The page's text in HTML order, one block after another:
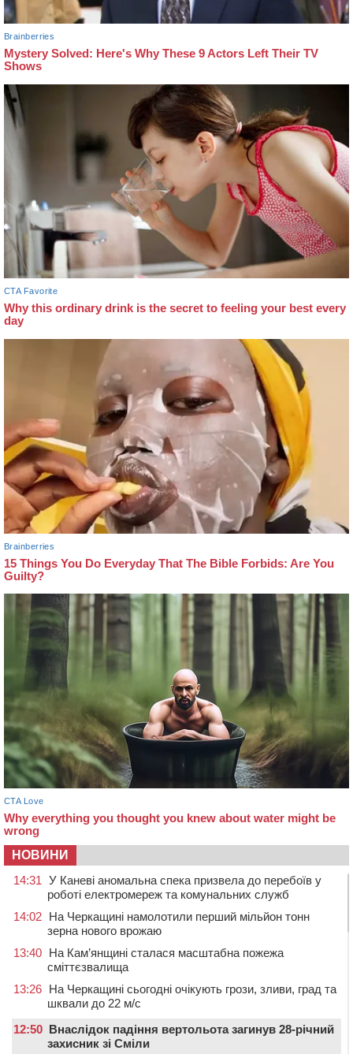
НОВИНИ
14:31 У Каневі аномальна спека призвела до перебоїв у
роботі електромереж та комунальних служб
14:02 На Черкащині намолотили перший мільйон тонн
зерна нового врожаю
13:40 На Кам’янщині сталася масштабна пожежа
сміттєзвалища
13:26 На Черкащині сьогодні очікують грози, зливи, град та
шквали до 22 м/с
12:50 Внаслідок падіння вертольота загинув 28-річний
захисник зі Сміли